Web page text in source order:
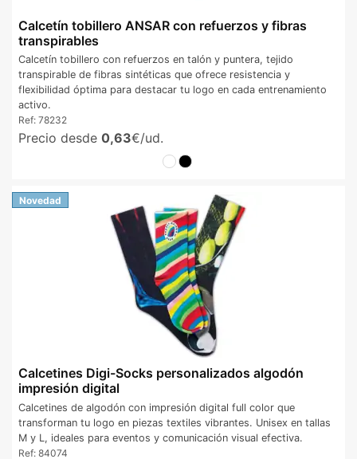
Calcetín tobillero ANSAR con refuerzos y fibras
transpirables
Calcetín tobillero con refuerzos en talón y puntera, tejido
transpirable de fibras sintéticas que ofrece resistencia y
flexibilidad óptima para destacar tu logo en cada entrenamiento
activo.
Ref: 78232
Precio desde 0,63€/ud.
Novedad
Calcetines Digi-Socks personalizados algodón
impresión digital
Calcetines de algodón con impresión digital full color que
transforman tu logo en piezas textiles vibrantes. Unisex en tallas
M y L, ideales para eventos y comunicación visual efectiva.
Ref: 84074